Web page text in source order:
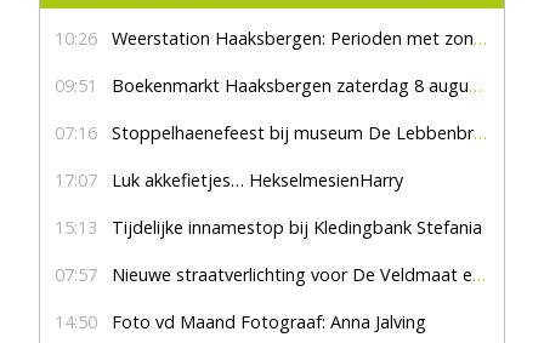
10:26 Weerstation Haaksbergen: Perioden met zon en droog
09:51 Boekenmarkt Haaksbergen zaterdag 8 augustus, marktplein Haaksbergen
07:16 Stoppelhaenefeest bij museum De Lebbenbrugge
17:07 Luk akkefietjes… HekselmesienHarry
15:13 Tijdelijke innamestop bij Kledingbank Stefania
07:57 Nieuwe straatverlichting voor De Veldmaat en De Pas
14:50 Foto vd Maand Fotograaf: Anna Jalving